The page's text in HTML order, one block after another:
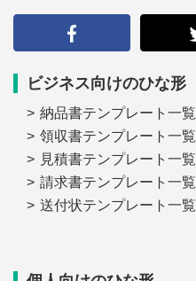
ビジネス向けのひな形
納品書テンプレート一覧
領収書テンプレート一覧
見積書テンプレート一覧
請求書テンプレート一覧
送付状テンプレート一覧